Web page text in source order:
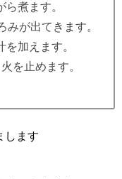
煮ます。
みが出てきます。
加えます。
を止めます。
します